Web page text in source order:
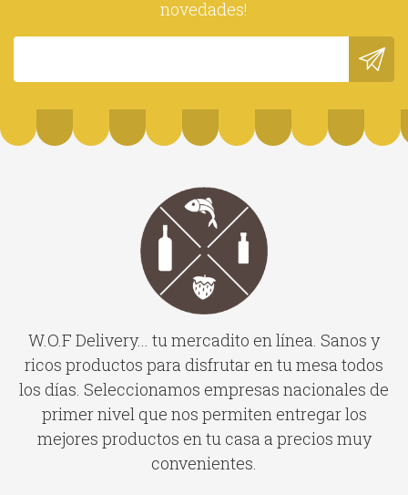
novedades!
W.O.F Delivery... tu mercadito en línea. Sanos y
ricos productos para disfrutar en tu mesa todos
los días. Seleccionamos empresas nacionales de
primer nivel que nos permiten entregar los
mejores productos en tu casa a precios muy
convenientes.